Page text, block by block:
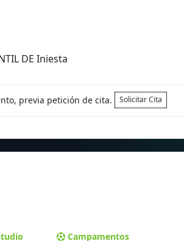
DE Iniesta
previa petición de cita. Solicitar Cita
Campamentos